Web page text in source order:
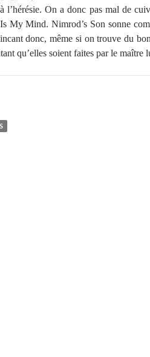
l’hérésie. On a donc pas mal de
My Mind. Nimrod’s Son sonne
donc, même si on trouve du
qu’elles soient faites par le maître